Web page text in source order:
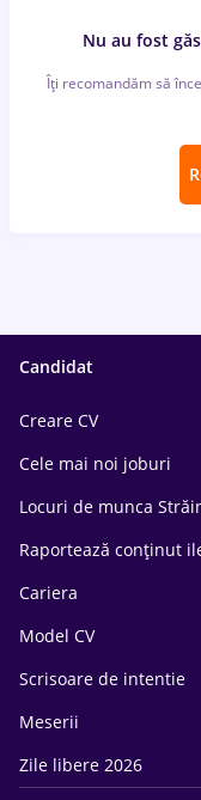
Nu au fost
Îți recomandăm să
Candidat
Creare CV
Cele mai noi joburi
Locuri de munca
Raportează conținut
Cariera
Model CV
Scrisoare de intentie
Meserii
Zile libere 2026